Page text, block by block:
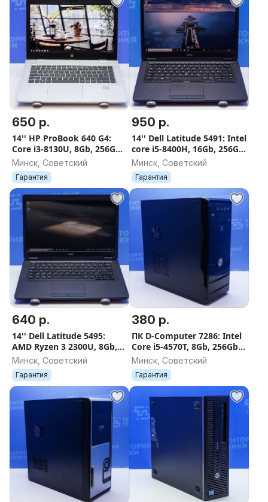
650 р.
14'' HP ProBook 640 G4:
Core i3-8130U, 8Gb, 256Gb
SSD. Гарантия
Минск, Советский
Гарантия
950 р.
14'' Dell Latitude 5491: Intel
core i5-8400H, 16Gb, 256Gb
SSD. Гарантия
Минск, Советский
Гарантия
640 р.
14'' Dell Latitude 5495:
AMD Ryzen 3 2300U, 8Gb,
256Gb SSD. Гарантия
Минск, Советский
Гарантия
380 р.
ПК D-Computer 7286: Intel
Core i5-4570T, 8Gb, 256Gb
SSD + 320Gb HDD, GT210.
Гарантия
Минск, Советский
Гарантия